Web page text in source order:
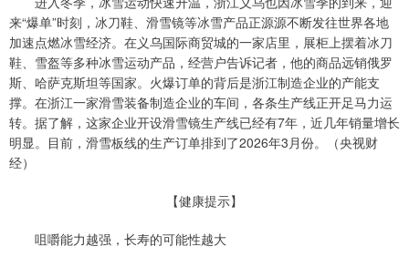
来“爆单”时刻，冰刀鞋、滑雪镜等冰雪产品正源源不断发往世界各地
加速点燃冰雪经济。在义乌国际商贸城的一家店里，展柜上摆着冰刀
鞋、雪盔等多种冰雪运动产品，经营户告诉记者，他的商品远销俄罗
斯、哈萨克斯坦等国家。火爆订单的背后是浙江制造企业的产能支
撑。在浙江一家滑雪装备制造企业的车间，各条生产线正开足马力运
转。据了解，这家企业开设滑雪镜生产线已经有7年，近几年销量增长
明显。目前，滑雪板线的生产订单排到了2026年3月份。（央视财
经）
【健康提示】
咀嚼能力越强，长寿的可能性越大